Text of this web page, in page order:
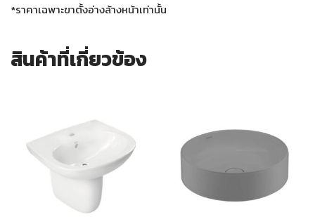
*ราคาเฉพาะขาตั้งอ่างล้างหน้าเท่านั้น
สินค้าที่เกี่ยวข้อง